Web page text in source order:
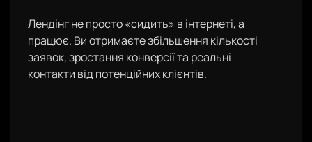
Лендінг не просто «сидить» в інтернеті, а
працює. Ви отримаєте збільшення кількості
заявок, зростання конверсії та реальні
контакти від потенційних клієнтів.